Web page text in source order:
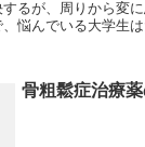
るが、周りから変
悩んでいる大学生は
骨粗鬆症治療